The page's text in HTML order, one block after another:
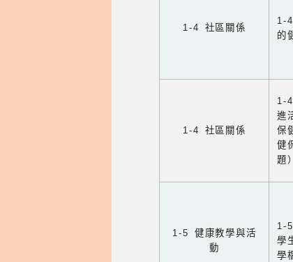
1-4 社區關係
1-
的
1-4 社區關係
1-
進
保
健
題）
1-5 健康教學與活
動
1-
學
學